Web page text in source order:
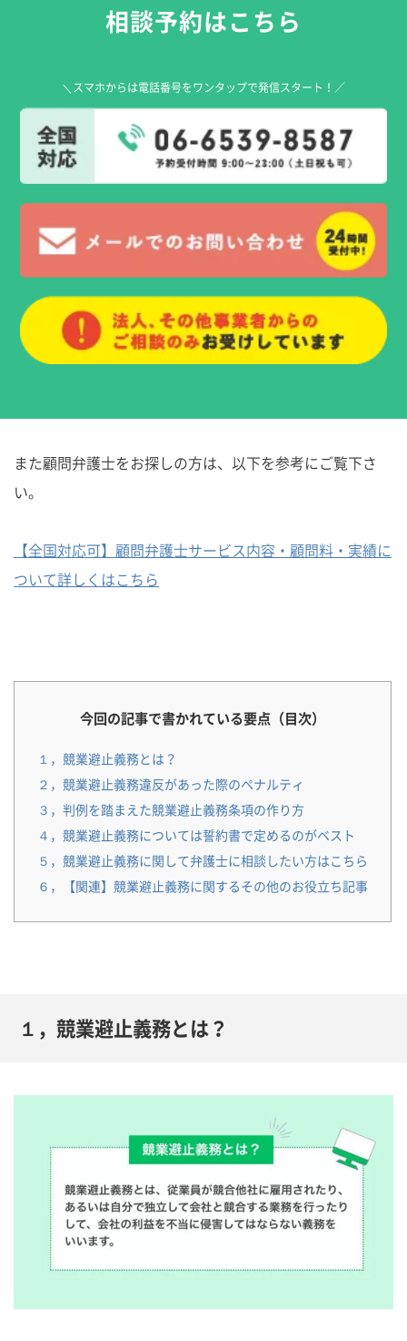
相談予約はこちら
＼スマホからは電話番号をワンタップで発信スタート！／
また顧問弁護士をお探しの方は、以下を参考にご覧下さ
い。
【全国対応可】顧問弁護士サービス内容・顧問料・実績に
ついて詳しくはこちら
今回の記事で書かれている要点（目次）
１，競業避止義務とは？
２，競業避止義務違反があった際のペナルティ
３，判例を踏まえた競業避止義務条項の作り方
４，競業避止義務については誓約書で定めるのがベスト
５，競業避止義務に関して弁護士に相談したい方はこちら
６，【関連】競業避止義務に関するその他のお役立ち記事
１，競業避止義務とは？